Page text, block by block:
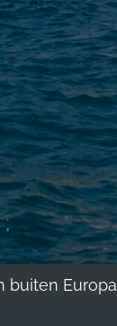
buiten Europa